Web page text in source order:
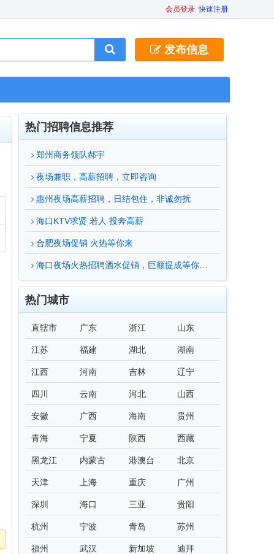
会员登录 快速注册
发布信息
热门招聘信息推荐
郑州商务领队郝宇
夜场兼职，高薪招聘，立即咨询
惠州夜场高薪招聘，日结包住，非诚勿扰
海口KTV求贤 若人 投奔高薪
合肥夜场促销 火热等你来
海口夜场火热招聘酒水促销，巨额提成等你来拿
热门城市
直辖市 广东 浙江 山东
江苏 福建 湖北 湖南
江西 河南 吉林 辽宁
四川 云南 河北 山西
安徽 广西 海南 贵州
青海 宁夏 陕西 西藏
黑龙江 内蒙古 港澳台 北京
天津 上海 重庆 广州
深圳 海口 三亚 贵阳
杭州 宁波 青岛 苏州
福州 武汉 新加坡 迪拜